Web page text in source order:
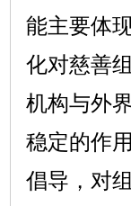
能主要体
化对慈善
机构与外
稳定的作
倡导，对